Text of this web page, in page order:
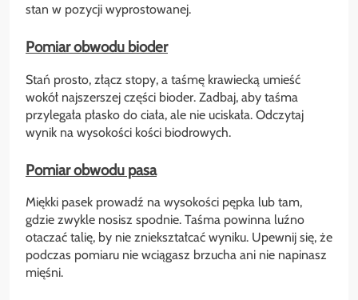
stan w pozycji wyprostowanej.
Pomiar obwodu bioder
Stań prosto, złącz stopy, a taśmę krawiecką umieść
wokół najszerszej części bioder. Zadbaj, aby taśma
przylegała płasko do ciała, ale nie uciskała. Odczytaj
wynik na wysokości kości biodrowych.
Pomiar obwodu pasa
Miękki pasek prowadź na wysokości pępka lub tam,
gdzie zwykle nosisz spodnie. Taśma powinna luźno
otaczać talię, by nie zniekształcać wyniku. Upewnij się, że
podczas pomiaru nie wciągasz brzucha ani nie napinasz
mięśni.